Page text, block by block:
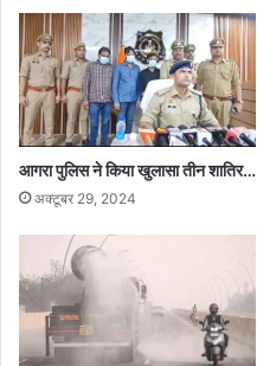
से
ध्यान
भटकाने
की
कोशिश
तो
नहीं?
आगरा पुलिस ने किया खुलासा तीन शातिर…
अक्टूबर 29, 2024